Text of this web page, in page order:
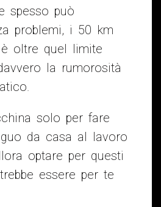
spesso può
problemi, i 50 km
è oltre quel limite
la rumorosità
solo per fare
da casa al lavoro
optare per questi
essere per te